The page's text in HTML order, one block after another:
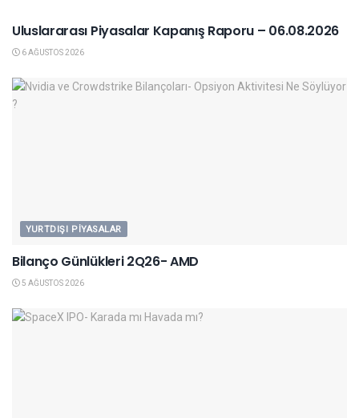
Uluslararası Piyasalar Kapanış Raporu – 06.08.2026
6 AĞUSTOS 2026
YURTDIŞI PIYASALAR
Bilanço Günlükleri 2Q26- AMD
5 AĞUSTOS 2026